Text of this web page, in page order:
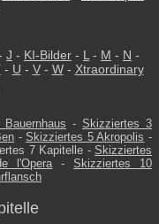
J - KI-Bilder - L - M - N -
- U - V- W- Xtraordinary
- Skizziertes 3
-Skizziertes 5 Akropolis -
7 Kapitelle -Skizziertes
l'Opera-Skizziertes 10